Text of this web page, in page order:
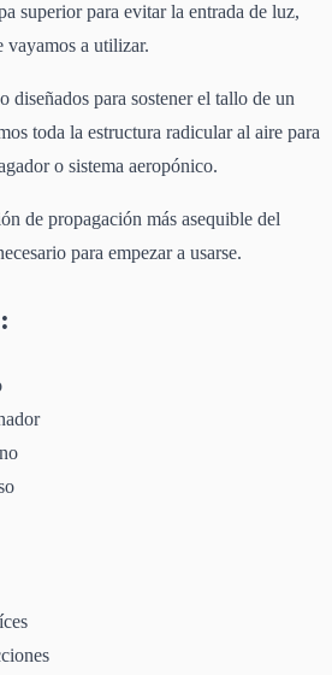
superior para evitar la entrada de luz,
vayamos a utilizar.
diseñados para sostener el tallo de un
toda la estructura radicular al aire para
o sistema aeropónico.
de propagación más asequible del
para empezar a usarse.